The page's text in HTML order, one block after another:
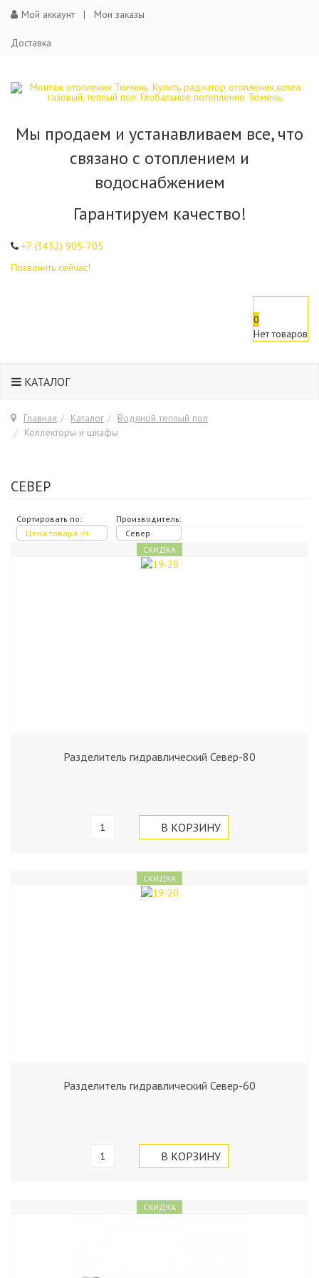
Мой аккаунт Мои заказы
Доставка
Мы продаем и устанавливаем все, что
связано с отоплением и
водоснабжением
Гарантируем качество!
+7 (3452) 905-705
Позвонить сейчас!
0
Нет товаров
КАТАЛОГ
Главная Каталог
Водяной теплый пол
Коллекторы и шкафы
СЕВЕР
Сортировать по:
Цена товара -/+
Производитель:
Север
СКИДКА
Разделитель гидравлический Север-80
СКИДКА
Разделитель гидравлический Север-60
СКИДКА